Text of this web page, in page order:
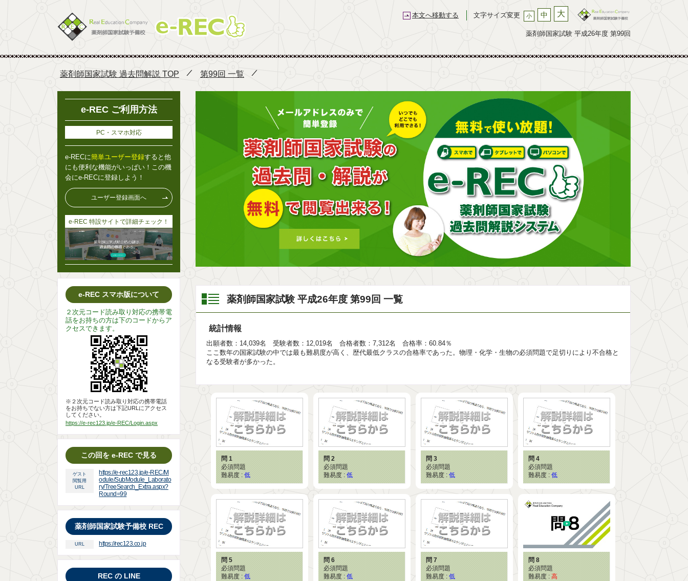
本文へ移動する 文字サイズ変更 小 中 大
薬剤師国家試験 平成26年度 第99回
薬剤師国家試験 過去問解説 TOP 第99回 一覧
薬剤師国家試験 平成26年度 第99回 一覧
統計情報
出願者数：14,039名 受験者数：12,019名 合格者数：7,312名 合格率：60.84％
ここ数年の国家試験の中では最も難易度が高く、歴代最低クラスの合格率であった。物理・化学・生物の必須問題で足切りにより不合格と
なる受験者が多かった。
問 1
必須問題
難易度 : 低
問 2
必須問題
難易度 : 低
問 3
必須問題
難易度 : 低
問 4
必須問題
難易度 : 低
問 5
必須問題
難易度 : 低
問 6
必須問題
難易度 : 低
問 7
必須問題
難易度 : 低
問 8
必須問題
難易度 : 高
e-REC ご利用方法
PC・スマホ対応
e-RECに簡単ユーザー登録すると他
にも便利な機能がいっぱい！この機
会にe-RECに登録しよう！
ユーザー登録画面へ
e-REC 特設サイトで詳細チェック！
e-REC スマホ版について
２次元コード読み取り対応の携帯電
話をお持ちの方は下のコードからア
クセスできます。
※２次元コード読み取り対応の携帯電話
をお持ちでない方は下記URLにアクセス
してください。
https://e-rec123.jp/e-REC/Login.aspx
この回を e-REC で見る
ゲスト
閲覧用
URL
https://e-rec123.jp/e-REC/M
odule/SubModule_Laborato
ry/TreeSearch_Extra.aspx?
Round=99
薬剤師国家試験予備校 REC
URL https://rec123.co.jp
REC の LINE